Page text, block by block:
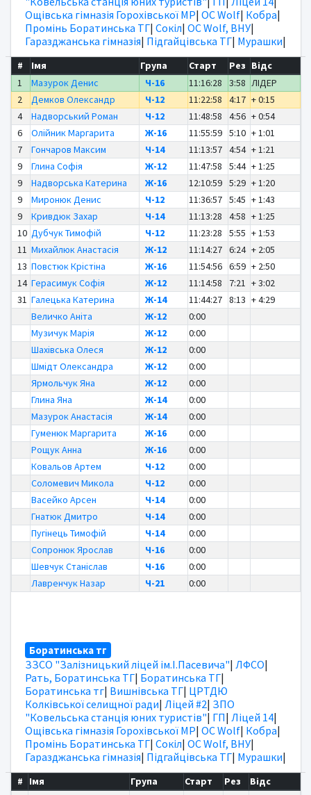
Ощівська гімназія Горохівської МР| OC Wolf| Кобра|
Промінь Боратинська ТГ| Сокіл| OC Wolf, ВНУ|
Гаразджанська гімназія| Підгайцівська ТГ| Мурашки|
# Імя Група Старт Рез Відс
1
Мазурок Денис Ч-16 11:16:28 3:58 ЛІДЕР
2
Демков Олександр Ч-12 11:22:58 4:17 + 0:15
4
Надворський Роман Ч-12 11:48:58 4:56 + 0:54
6
Олійник Маргарита Ж-16 11:55:59 5:10 + 1:01
7
Гончаров Максим Ч-14 11:13:57 4:54 + 1:21
9
Глина Софія Ж-12 11:47:58 5:44 + 1:25
9
Надворська Катерина Ж-16 12:10:59 5:29 + 1:20
9
Миронюк Денис Ч-12 11:36:57 5:45 + 1:43
9
Кривдюк Захар Ч-14 11:13:28 4:58 + 1:25
10 Дубчук Тимофій Ч-12 11:23:28 5:55 + 1:53
11 Михайлюк Анастасія Ж-12 11:14:27 6:24 + 2:05
13 Повстюк Крістіна Ж-16 11:54:56 6:59 + 2:50
14 Герасимук Софія Ж-12 11:14:58 7:21 + 3:02
31 Галецька Катерина Ж-14 11:44:27 8:13 + 4:29
Величко Аніта
Ж-12
0:00
Музичук Марія
Ж-12
0:00
Шахівська Олеся
Ж-12
0:00
Шмідт Олександра
Ж-12
0:00
Ярмольчук Яна
Ж-12
0:00
Глина Яна
Ж-14
0:00
Мазурок Анастасія
Ж-14
0:00
Гуменюк Маргарита
Ж-16
0:00
Рощук Анна
Ж-16
0:00
Ковальов Артем
Ч-12
0:00
Соломевич Микола
Ч-12
0:00
Васейко Арсен
Ч-14
0:00
Гнатюк Дмитро
Ч-14
0:00
Пугінець Тимофій
Ч-14
0:00
Сопронюк Ярослав
Ч-16
0:00
Шевчук Станіслав
Ч-16
0:00
Лавренчук Назар
Ч-21 0:00
Боратинська тг
ЗЗСО "Залізницький ліцей ім.І.Пасевича"| ЛФСО|
Рать, Боратинська ТГ| Боратинська ТГ|
Боратинська тг| Вишнівська ТГ| ЦРТДЮ
Колківської селищної ради| Ліцей #2| ЗПО
"Ковельська станція юних туристів"| ГП| Ліцей 14|
Ощівська гімназія Горохівської МР| OC Wolf| Кобра|
Промінь Боратинська ТГ| Сокіл| OC Wolf, ВНУ|
Гаразджанська гімназія| Підгайцівська ТГ| Мурашки|
# Імя Група Старт Рез
Відс